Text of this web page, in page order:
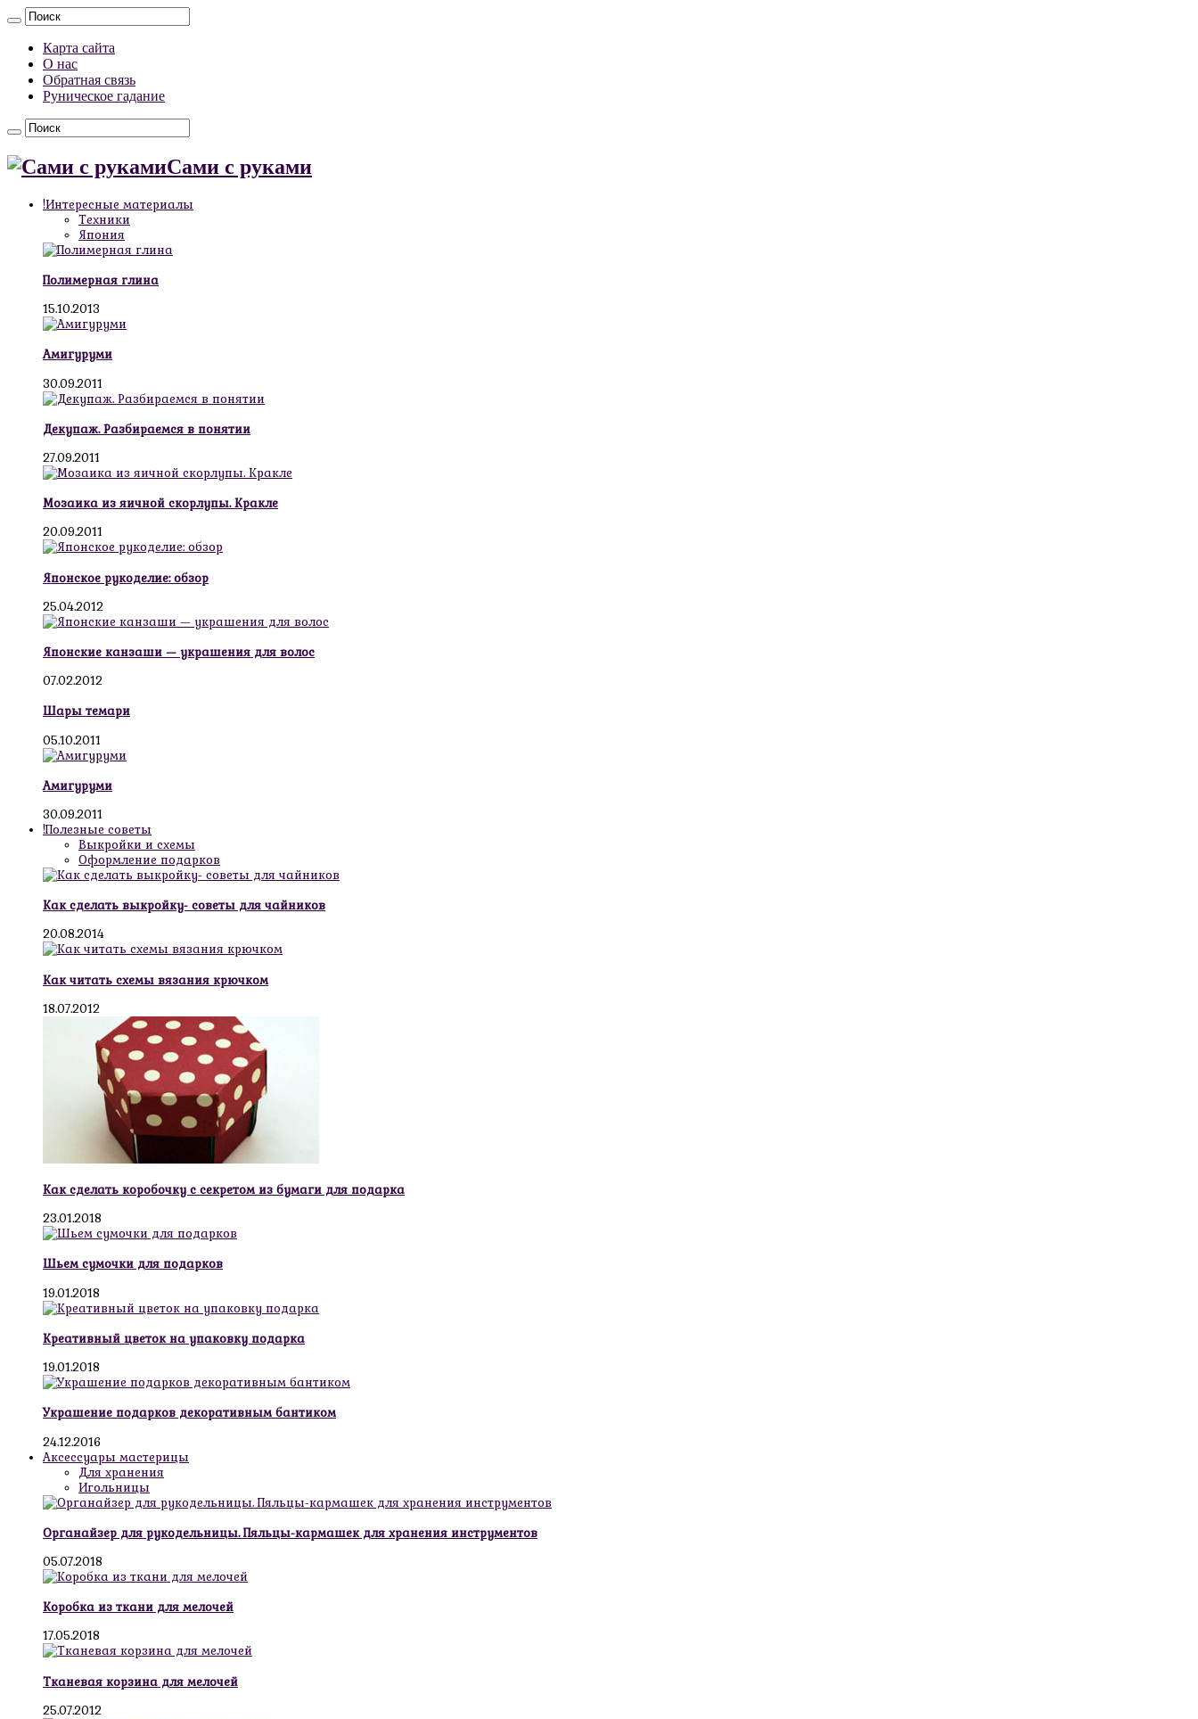
Карта сайта
О нас
Обратная связь
Руническое гадание
Сами с руками
!Интересные материалы
Техники
Япония
Полимерная глина
15.10.2013
Амигуруми
30.09.2011
Декупаж. Разбираемся в понятии
27.09.2011
Мозаика из яичной скорлупы. Кракле
20.09.2011
Японское рукоделие: обзор
25.04.2012
Японские канзаши — украшения для волос
07.02.2012
Шары темари
05.10.2011
Амигуруми
30.09.2011
!Полезные советы
Выкройки и схемы
Оформление подарков
Как сделать выкройку- советы для чайников
20.08.2014
Как читать схемы вязания крючком
18.07.2012
Как сделать коробочку с секретом из бумаги для подарка
23.01.2018
Шьем сумочки для подарков
19.01.2018
Креативный цветок на упаковку подарка
19.01.2018
Украшение подарков декоративным бантиком
24.12.2016
Аксессуары мастерицы
Для хранения
Игольницы
Органайзер для рукодельницы. Пяльцы-кармашек для хранения инструментов
05.07.2018
Коробка из ткани для мелочей
17.05.2018
Тканевая корзина для мелочей
25.07.2012